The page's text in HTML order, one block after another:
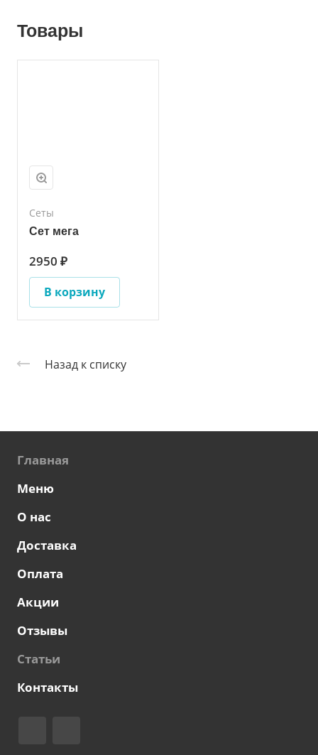
Товары
Сеты
Сет мега
2950 ₽
В корзину
Назад к списку
Главная
Меню
О нас
Доставка
Оплата
Акции
Отзывы
Статьи
Контакты